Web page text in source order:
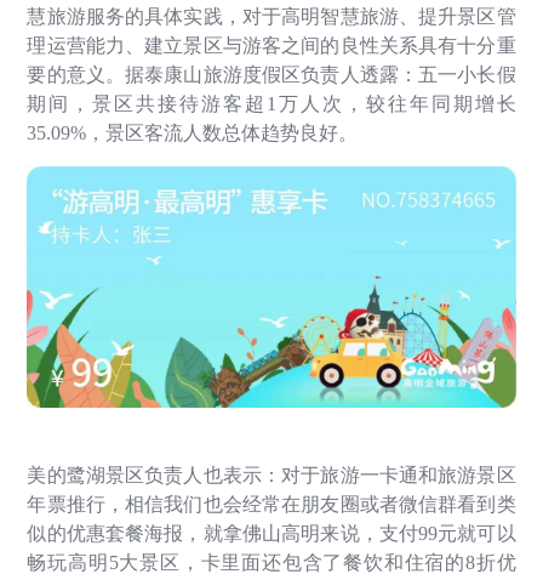
慧旅游服务的具体实践，对于高明智慧旅游、提升景区管
理运营能力、建立景区与游客之间的良性关系具有十分重
要的意义。据泰康山旅游度假区负责人透露：五一小长假
期间，景区共接待游客超 1 万人次，较往年同期增长
35.09% ，景区客流人数总体趋势良好。
美的鹭湖景区负责人也表示：对于旅游一卡通和旅游景区
年票推行，相信我们也会经常在朋友圈或者微信群看到类
似的优惠套餐海报，就拿佛山高明来说，支付99元就可以
畅玩高明 5大景区，卡里面还包含了餐饮和住宿的8折优